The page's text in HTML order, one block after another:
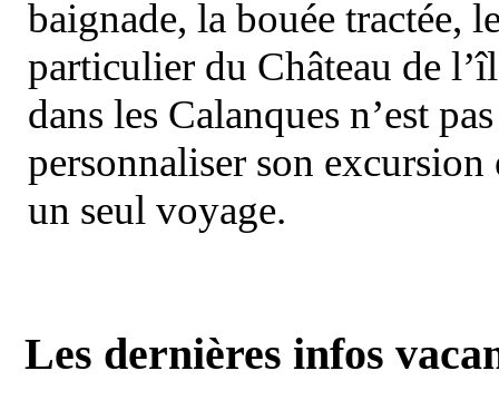
baignade, la bouée tractée,
particulier du Château de
dans les Calanques n’est
personnaliser son
un seul voyage.
Les dernières infos